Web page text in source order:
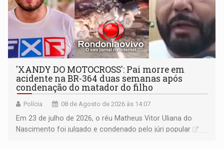
'XANDY DO MOTOCROSS': Pai morre em
acidente na BR-364 duas semanas após
condenação do matador do filho
Polícia 08 de Agosto de 2026 às 14:07
Em 23 de julho de 2026, o réu Matheus Vitor Uliana do
Nascimento foi julgado e condenado pelo júri popular